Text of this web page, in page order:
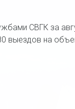
СВГК за
выездов на